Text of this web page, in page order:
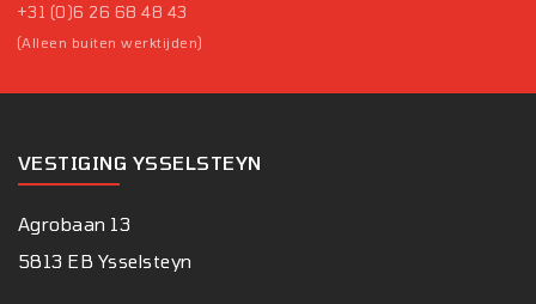
+31 (0)6 26 68 48 43
(Alleen buiten werktijden)
VESTIGING YSSELSTEYN
Agrobaan 13
5813 EB Ysselsteyn